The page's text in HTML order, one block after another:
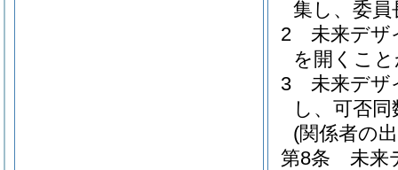
集し、委
2
未来デザ
を開くこ
3
未来デザ
し、可否
(関係者の
第8条
未来